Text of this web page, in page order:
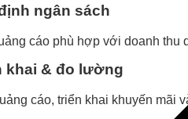
ngân sách
cáo phù hợp với doanh thu
khai & đo lường
cáo, triển khai khuyến mãi